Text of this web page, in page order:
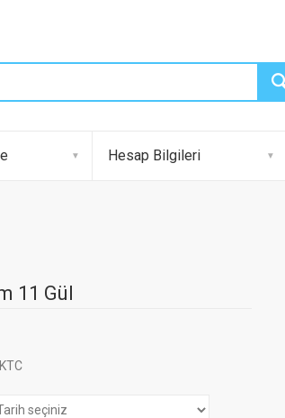
Hesap Bilgileri
11 Gül